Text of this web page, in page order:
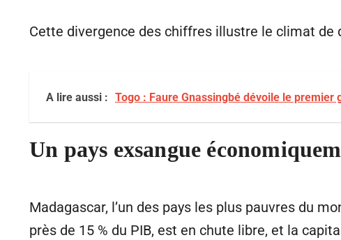
Cette divergence des chiffres illustre le climat
A lire aussi : Togo : Faure Gnassingbé dévoile le
Un pays exsangue
Madagascar, l’un des pays les plus pauvres du
près de 15 % du PIB, est en chute libre, et la